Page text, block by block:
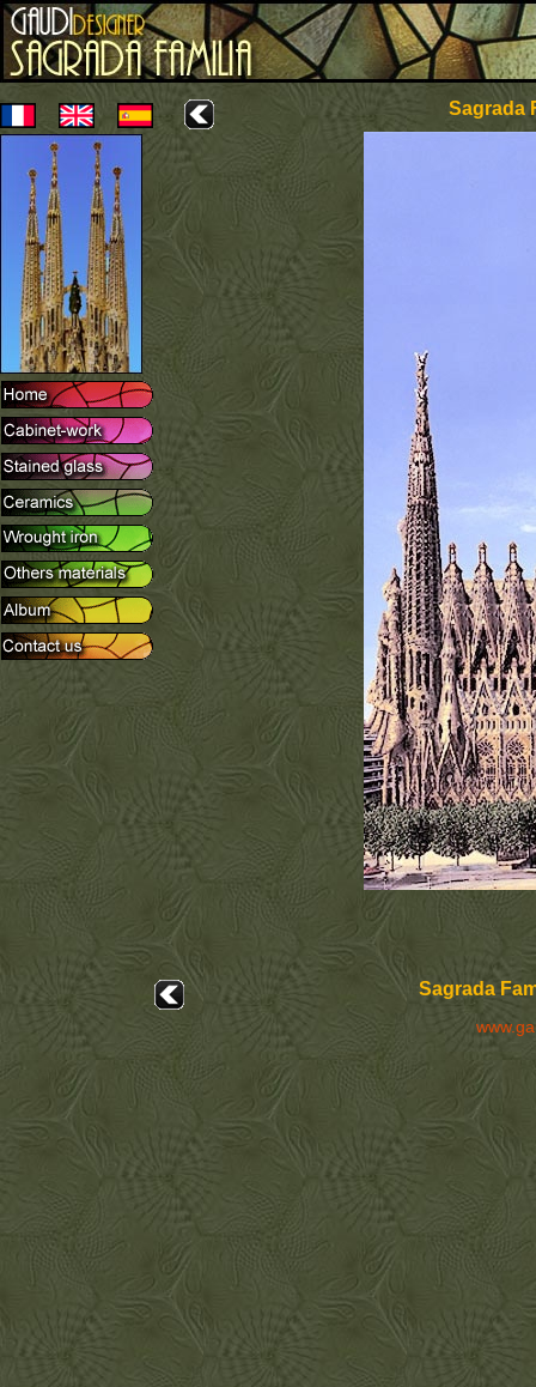
Sagrada
Sagrada